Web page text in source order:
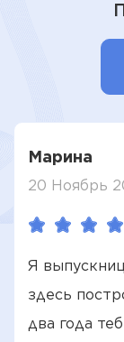
Марина
20 Ноябрь
Я
здесь
два года